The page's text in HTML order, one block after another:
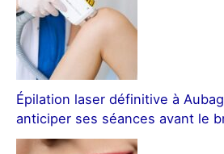
Épilation laser définitive à
anticiper ses séances avant le